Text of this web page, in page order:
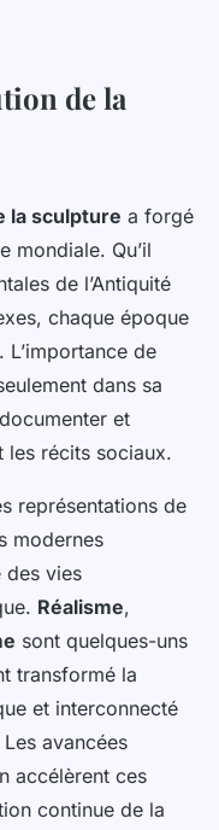
de la
la sculpture a forgé
mondiale. Qu’il
de l’Antiquité
chaque époque
de
dans sa
et
les récits sociaux.
représentations de
modernes
des vies
Réalisme,
sont quelques-uns
transformé la
et interconnecté
avancées
accélèrent ces
continue de la